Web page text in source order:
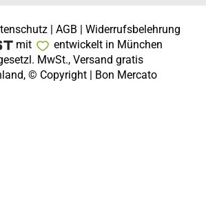
| AGB | Widerrufsbelehrung
mit
entwickelt in München
MwSt., Versand gratis
© Copyright | Bon Mercato